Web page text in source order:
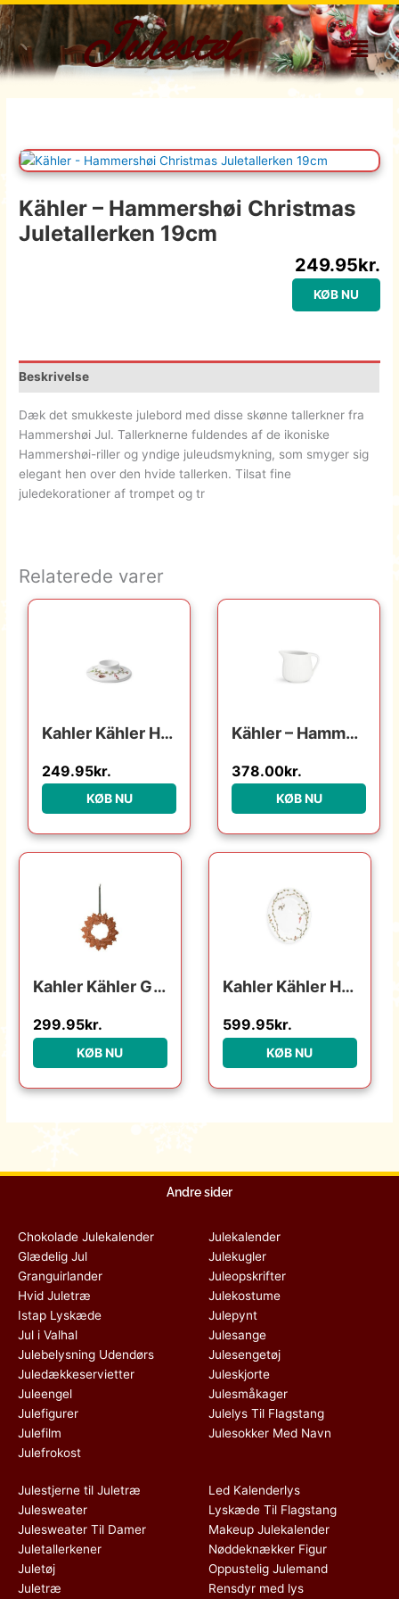
Gå
til
indholdet
Julestel Menu
Kähler – Hammershøi Christmas
Juletallerken 19cm
249.95kr.
KØB NU
Beskrivelse
Dæk det smukkeste julebord med disse skønne tallerkner fra
Hammershøi Jul. Tallerknerne fuldendes af de ikoniske
Hammershøi-riller og yndige juleudsmykning, som smyger sig
elegant hen over den hvide tallerken. Tilsat fine
juledekorationer af trompet og tr
Relaterede varer
Kahler Kähler Hammershøi Christmas Bloklysestage – Ø:13 cm – hvid m. deko : Erling Christensen Møbler : Erling Christensen Møbler
249.95kr.
KØB NU
Kähler – Hammershøi Saucekande 66 cl hvid
Den oprindelige pris
378.00kr.
Den
KØB NU
Kahler Kähler Gingerbread Julekrans Ø18.5 cm – Brun : Erling Christensen Møbler : Erling Christensen Møbler
299.95kr.
KØB NU
Kahler Kähler Hammershøi Christmas ovalt bordfad 27×34 cm : Erling Christensen Møbler : Erling Christensen Møbler
599.95kr.
KØB NU
Andre sider
Chokolade Julekalender
Glædelig Jul
Granguirlander
Hvid Juletræ
Istap Lyskæde
Jul i Valhal
Julebelysning Udendørs
Juledækkeservietter
Juleengel
Julefigurer
Julefilm
Julefrokost
Julekalender
Julekugler
Juleopskrifter
Julekostume
Julepynt
Julesange
Julesengetøj
Juleskjorte
Julesmåkager
Julelys Til Flagstang
Julesokker Med Navn
Julestjerne til Juletræ
Julesweater
Julesweater Til Damer
Juletallerkener
Juletøj
Juletræ
Led Kalenderlys
Lyskæde Til Flagstang
Makeup Julekalender
Nøddeknækker Figur
Oppustelig Julemand
Rensdyr med lys